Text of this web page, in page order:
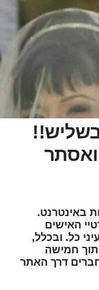
בשליש!!
ואסתר
באינטרנט.
האישים
כל. ובכלל,
חמישה
דרך האתר